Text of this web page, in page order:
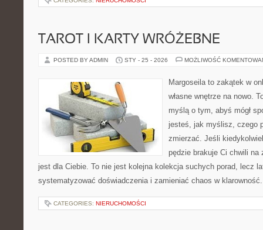
TAROT I KARTY WRÓŻEBNE
POSTED BY ADMIN STY - 25 - 2026 MOŻLIWOŚĆ
Margoseila to zakątek w
własne wnętrze na nowo.
myślą o tym, abyś mógł
jesteś, jak myślisz, czego
zmierzać. Jeśli
pędzie brakuje Ci chwili na
jest dla Ciebie. To nie jest kolejna kolekcja suchych porad, lecz
systematyzować doświadczenia i zamieniać chaos w
CATEGORIES: NIERUCHOMOŚCI